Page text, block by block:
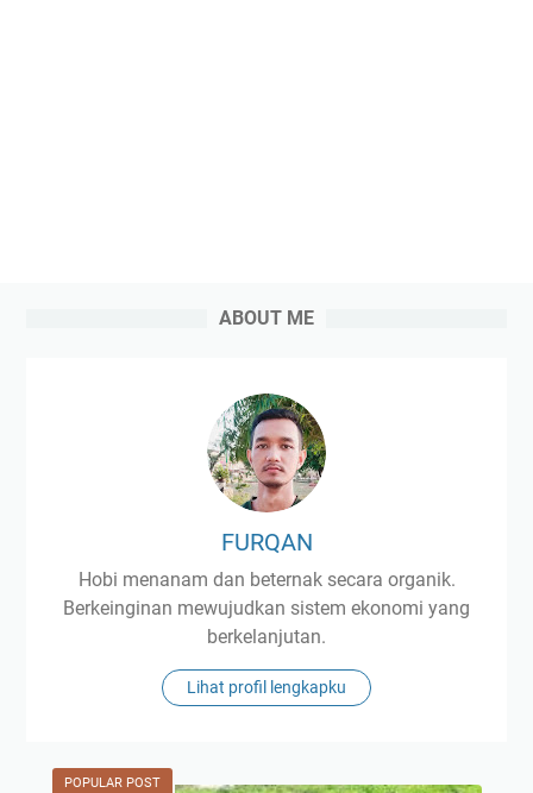
ABOUT ME
FURQAN
Hobi menanam dan beternak secara organik.
Berkeinginan mewujudkan sistem ekonomi yang
berkelanjutan.
Lihat profil lengkapku
POPULAR POST